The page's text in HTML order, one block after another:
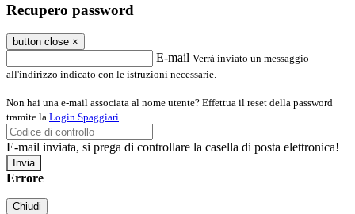
Recupero password
button close ×
E-mail Verrà inviato un messaggio
all'indirizzo indicato con le istruzioni necessarie.
Non hai una e-mail associata al nome utente? Effettua il reset della password
tramite la Login Spaggiari
E-mail inviata, si prega di controllare la casella di posta elettronica!
Errore
Chiudi